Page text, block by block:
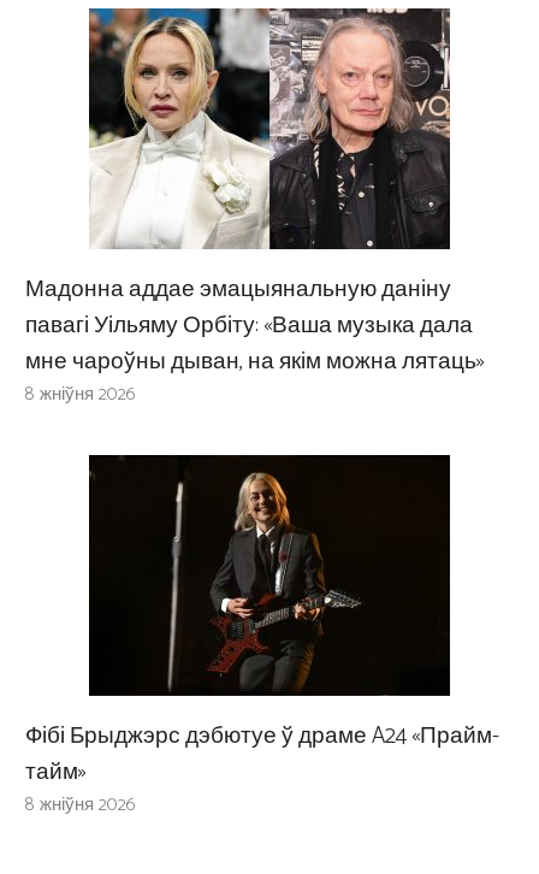
Мадонна аддае эмацыянальную даніну
павагі Уільяму Орбіту: «Ваша музыка дала
мне чароўны дыван, на якім можна лятаць»
8 жніўня 2026
Фібі Брыджэрс дэбютуе ў драме A24 «Прайм-
тайм»
8 жніўня 2026